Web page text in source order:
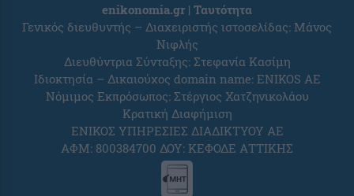
enikonomia.gr | Ταυτότητα
Γενικός διευθυντής – Διαχειριστής ιστοσελίδας: Μάνος
Νιφλής
Διευθύντρια Σύνταξης: Στεφανία Κασίμη
Ιδιοκτησία – Δικαιούχος domain name: ENIKOS AE
Νόμιμος Εκπρόσωπος: Στέργιος Χατζηνικολάου
Κρατική Διαφήμιση
ΕΝΙΚΟΣ ΥΠΗΡΕΣΙΕΣ ΔΙΑΔΙΚΤΥΟΥ ΑΕ
ΑΦΜ: 800384700 ΔΟΥ: ΚΕΦΟΔΕ ΑΤΤΙΚΗΣ